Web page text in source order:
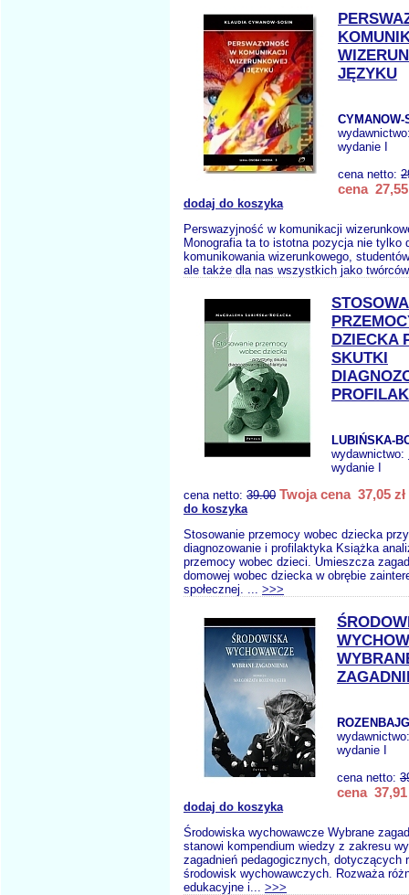
JĘZYKU
CYMANOW-
wydanie I
cena netto:
cena 27,55
dodaj do koszyka
Perswazyjność w komunikacji
Monografia ta to istotna pozycja nie tylko
komunikowania wizerunkowego,
ale także dla nas wszystkich jako
DZIECKA
SKUTKI
LUBIŃSKA-
wydawnictwo:
wydanie I
cena netto: 39.00 Twoja cena 37,05 zł
do koszyka
Stosowanie przemocy wobec dziecka
diagnozowanie i profilaktyka Książka
przemocy wobec dzieci. Umieszcza
domowej wobec dziecka w obrębie
społecznej. ... >>>
wydanie I
cena netto:
cena 37,91
dodaj do koszyka
Środowiska wychowawcze Wybrane
stanowi kompendium wiedzy z zakresu
zagadnień pedagogicznych, dotyczących
środowisk wychowawczych. Rozważa
edukacyjne i... >>>